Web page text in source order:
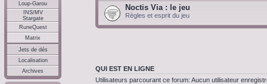
Loup-Garou
INS/MV
Stargate
RuneQuest
Matrix
Jets de dés
Localisation
Archives
Noctis Via : le jeu
Règles et esprit du jeu
QUI EST EN LIGNE
Utilisateurs parcourant ce forum: Aucun utilisateur